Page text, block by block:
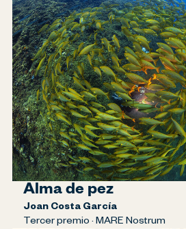
Alma de pez
Joan Costa García
Tercer premio · MARE Nostrum